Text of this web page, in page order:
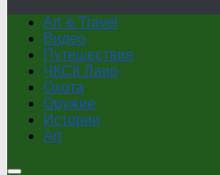
Art & Travel
Видео
Путешествия
ЧКСК Лаир
Охота
Оружие
Истории
Art